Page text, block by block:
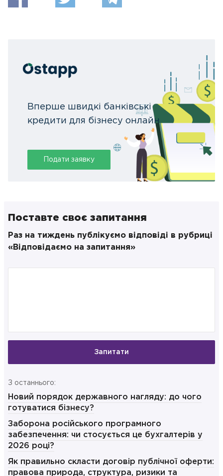
Вперше швидкі банківські
кредити для бізнесу онлайн
Подати заявку
Поставте своє запитання
Раз на тиждень публікуємо відповіді в рубриці
«Відповідаємо на запитання»
Запитати
З останнього:
Новий порядок державного нагляду: до чого
готуватися бізнесу?
Заборона російського програмного
забезпечення: чи стосується це бухгалтерів у
2026 році?
Як правильно скласти договір публічної оферти:
правова природа, структура, ризики та